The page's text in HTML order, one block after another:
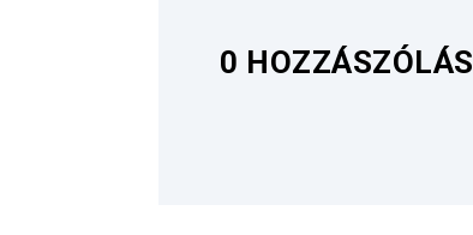
0 HOZZÁSZÓLÁS